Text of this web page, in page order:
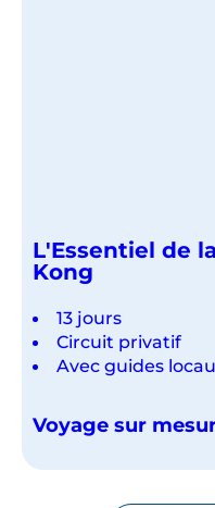
L'Essentiel de
Kong
13 jours
Circuit privatif
Avec guides
Voyage sur